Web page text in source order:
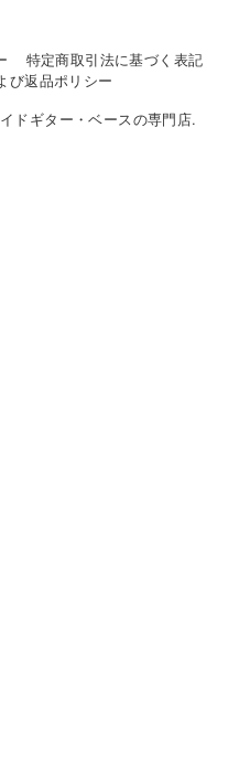
特定商取引法に基づく表記
び返品ポリシー
ドギター・ベースの専門店.